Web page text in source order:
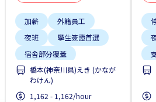
加薪
外籍員工
夜班
學生簽證首選
宿舍部分覆蓋
支付交通費
早班
橋本(神奈川県)えき (かなが
わけん)
1,162 - 1,162/hour